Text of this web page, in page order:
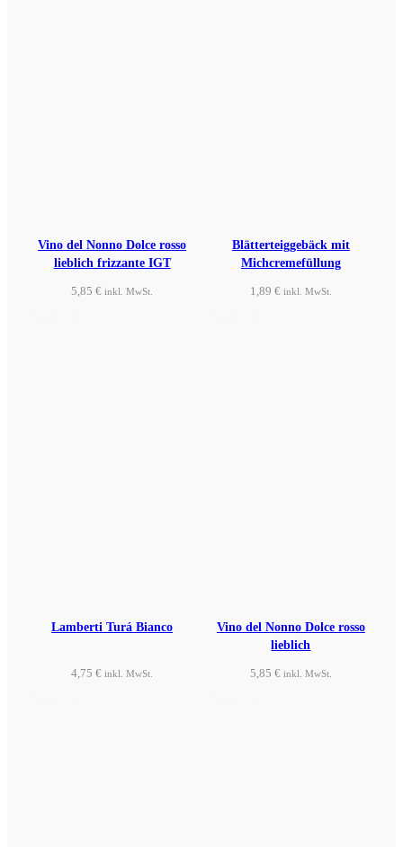
Vino del Nonno Dolce rosso
lieblich frizzante IGT
5,85€ inkl. MwSt.
Blätterteiggebäck mit
Michcremefüllung
1,89 € inkl. MwSt.
Lamberti Turá Bianco
4,75€ inkl. MwSt.
Vino del Nonno Dolce rosso
lieblich
5,85 € inkl. MwSt.